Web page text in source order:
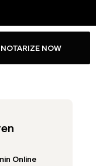
NOTARIZE NOW
Online